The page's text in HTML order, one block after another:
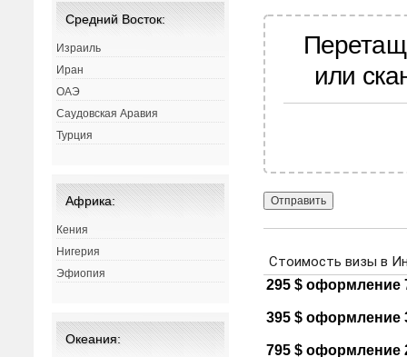
или
Средний Восток:
Израиль
Иран
ОАЭ
Саудовская Аравия
Турция
Африка:
Кения
Нигерия
Эфиопия
Океания: